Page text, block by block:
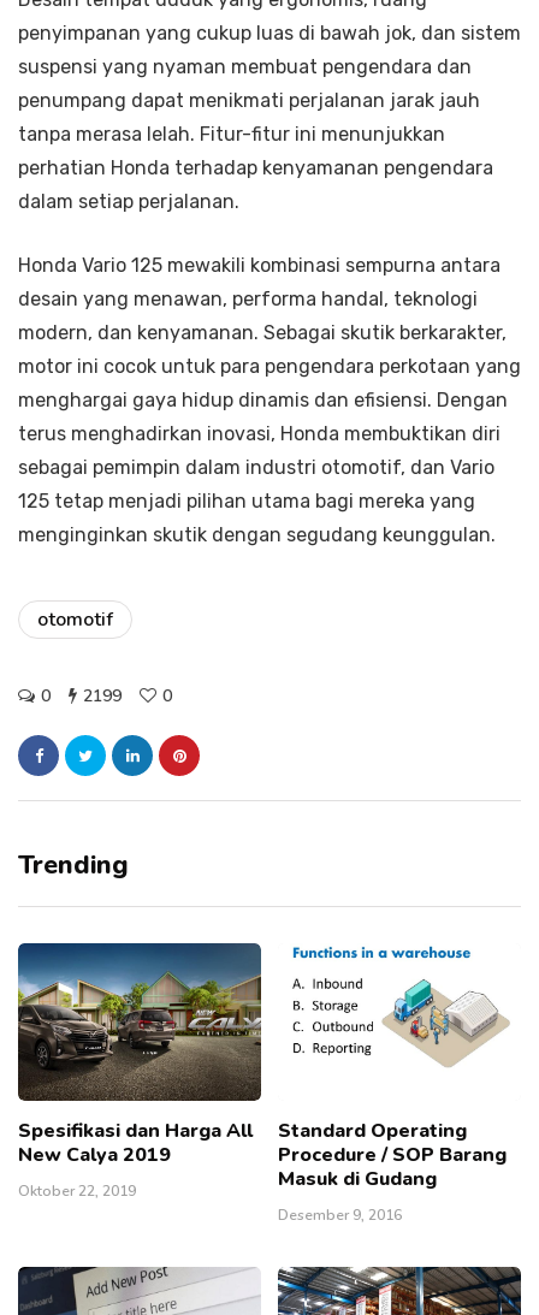
penyimpanan yang cukup luas di bawah jok, dan sistem
suspensi yang nyaman membuat pengendara dan
penumpang dapat menikmati perjalanan jarak jauh
tanpa merasa lelah. Fitur-fitur ini menunjukkan
perhatian Honda terhadap kenyamanan pengendara
dalam setiap perjalanan.
Honda Vario 125 mewakili kombinasi sempurna antara
desain yang menawan, performa handal, teknologi
modern, dan kenyamanan. Sebagai skutik berkarakter,
motor ini cocok untuk para pengendara perkotaan yang
menghargai gaya hidup dinamis dan efisiensi. Dengan
terus menghadirkan inovasi, Honda membuktikan diri
sebagai pemimpin dalam industri otomotif, dan Vario
125 tetap menjadi pilihan utama bagi mereka yang
menginginkan skutik dengan segudang keunggulan.
otomotif
0 2199 0
Trending
Spesifikasi dan Harga All
New Calya 2019
Oktober 22, 2019
Standard Operating
Procedure / SOP Barang
Masuk di Gudang
Desember 9, 2016